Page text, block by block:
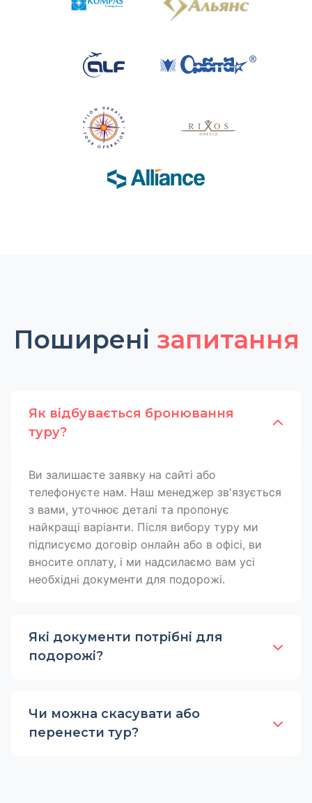
Поширені запитання
Як відбувається бронювання
туру?
Ви залишаєте заявку на сайті або
телефонуєте нам. Наш менеджер зв'язується
з вами, уточнює деталі та пропонує
найкращі варіанти. Після вибору туру ми
підписуємо договір онлайн або в офісі, ви
вносите оплату, і ми надсилаємо вам усі
необхідні документи для подорожі.
Які документи потрібні для
подорожі?
Чи можна скасувати або
перенести тур?